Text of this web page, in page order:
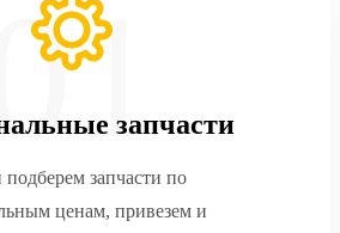
запчасти
запчасти по
ценам, привезем и